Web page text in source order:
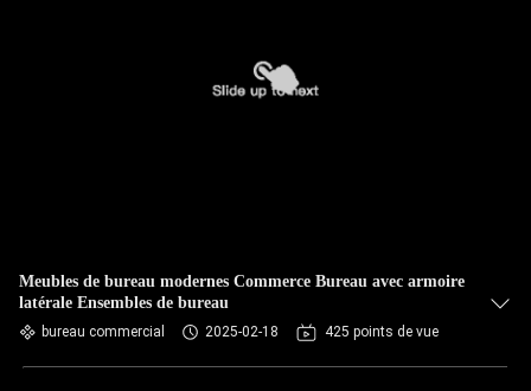
Meubles de bureau modernes Commerce Bureau avec armoire
latérale Ensembles de bureau
bureau commercial 2025-02-18 425 points de vue